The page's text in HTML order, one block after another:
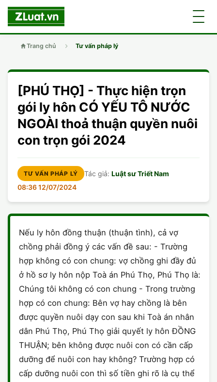
LUẬT SƯ
CHUYÊN VIÊN
TUYỂN DỤNG
DÂN SỰ
DOANH NGHIỆP
GIẤY PHÉP CON
LAO ĐỘNG
SỞ HỮU TRÍ TUỆ
THUẾ - BẢO HIỂM
DÂN SỰ
DOANH NGHIỆP
ĐẤT ĐAI
GIẤY PHÉP CON
HÀNH CHÍNH
HÌNH SỰ
HÔN NHÂN - GIA ĐÌNH
LAO ĐỘNG
SỞ HỮU TRÍ TUỆ
THỪA KẾ - DI CHÚC
DI CHÚC
ĐĂNG KÝ XE
HÀNH CHÍNH
DOANH NGHIỆP
HỘ KINH DOANH
SỞ HỮU TRÍ TUỆ
LÝ LỊCH TƯ PHÁP
TRÍCH LỤC HỘ TỊCH
LY HÔN
ĐẤT ĐAI
HÌNH SỰ
HỢP ĐỒNG
TỐ TỤNG
KHÁC
Trang chủ Tư vấn pháp lý
[PHÚ THỌ] - Thực hiện trọn
gói ly hôn CÓ YẾU TÔ NƯỚC
NGOÀI thoả thuận quyền nuôi
con trọn gói 2024
TƯ VẤN PHÁP LÝ Tác giả:Luật sư Triết Nam
08:36 12/07/2024
Nếu ly hôn đồng thuận (thuận tình), cả vợ
chồng phải đồng ý các vấn đề sau: - Trường
hợp không có con chung: vợ chồng ghi đầy đủ
ở hồ sơ ly hôn nộp Toà án Phú Thọ, Phú Thọ là:
Chúng tôi không có con chung - Trong trường
hợp có con chung: Bên vợ hay chồng là bên
được quyền nuôi dạy con sau khi Toà án nhân
dân Phú Thọ, Phú Thọ giải quyết ly hôn ĐỒNG
THUẬN; bên không được nuôi con có cần cấp
dưỡng để nuôi con hay không? Trường hợp có
cấp dưỡng nuôi con thì số tiền ghi rõ là cụ thể